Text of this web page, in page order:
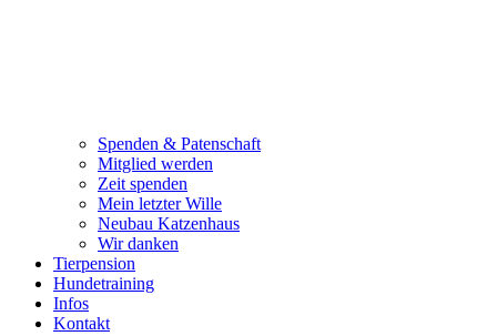
Spenden & Patenschaft
Mitglied werden
Zeit spenden
Mein letzter Wille
Neubau Katzenhaus
Wir danken
Tierpension
Hundetraining
Infos
Kontakt